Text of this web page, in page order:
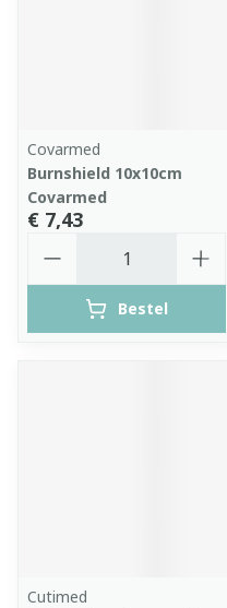
Covarmed
Burnshield 10x10cm
Covarmed
€ 7,43
Bestel
Cutimed